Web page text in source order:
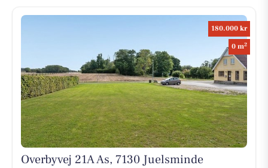
180.000 kr
0 m2
Overbyvej 21A As, 7130 Juelsminde